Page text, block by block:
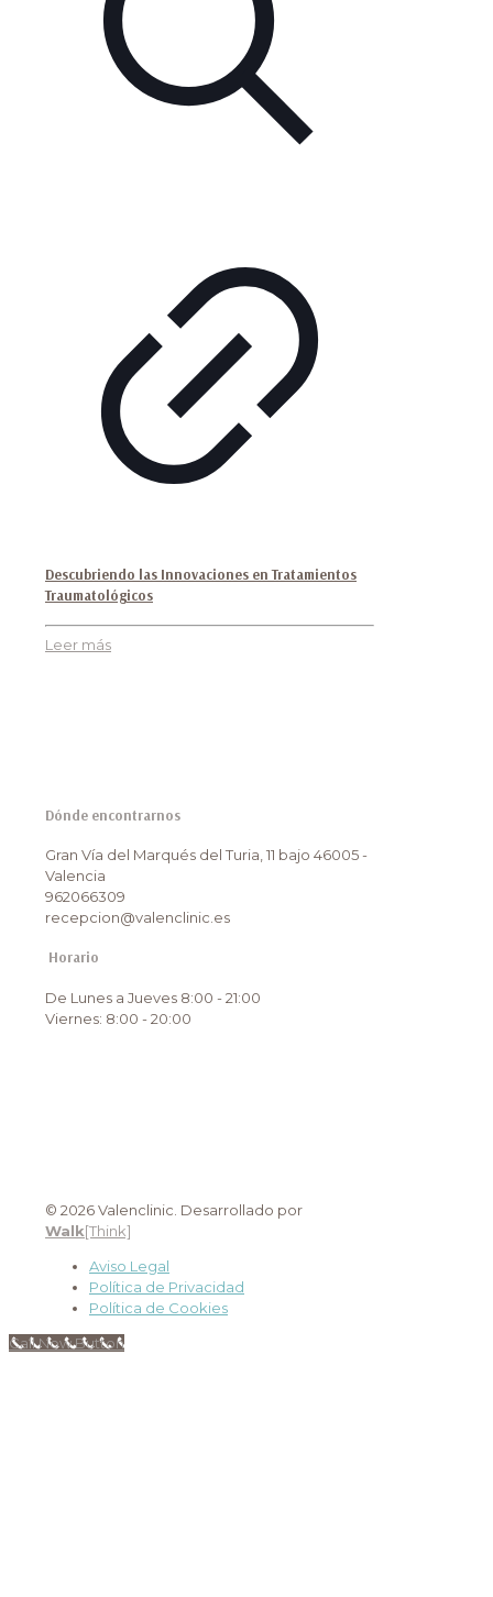
Descubriendo las Innovaciones en Tratamientos
Traumatológicos
Leer más
Dónde encontrarnos
Gran Vía del Marqués del Turia, 11 bajo 46005 -
Valencia
962066309
recepcion@valenclinic.es
Horario
De Lunes a Jueves 8:00 - 21:00
Viernes: 8:00 - 20:00
© 2026 Valenclinic. Desarrollado por
Walk[Think]
Aviso Legal
Política de Privacidad
Política de Cookies
Call Now Button